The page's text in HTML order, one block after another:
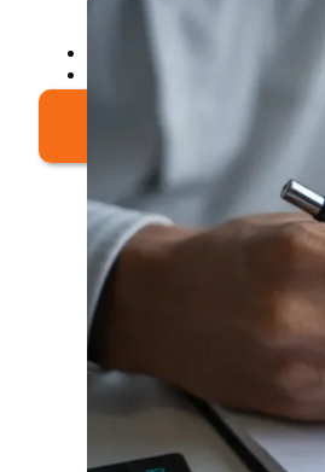
SEGURO
Solicite Cotação